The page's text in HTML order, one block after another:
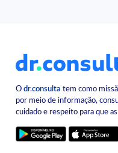
Odr.consulta tem como
por meio de informação,
cuidado e respeito para que